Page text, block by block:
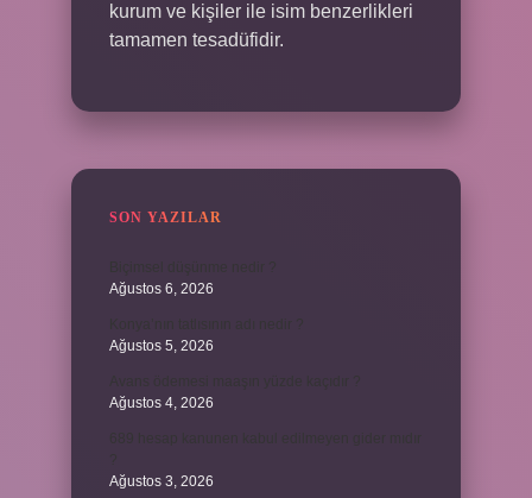
kurum ve kişiler ile isim benzerlikleri
tamamen tesadüfidir.
SON YAZILAR
Ağustos 6, 2026
Ağustos 5, 2026
Ağustos 4, 2026
Ağustos 3, 2026